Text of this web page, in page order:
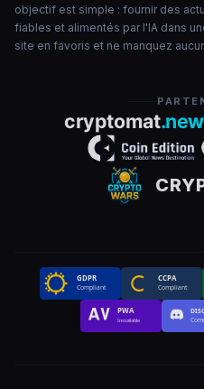
objectif est simple : fournir des
fiables et alimentés par l'IA dans
site en favoris et ne manquez
GDPR
Compliant
CCPA
Compliant
PWA
Installable